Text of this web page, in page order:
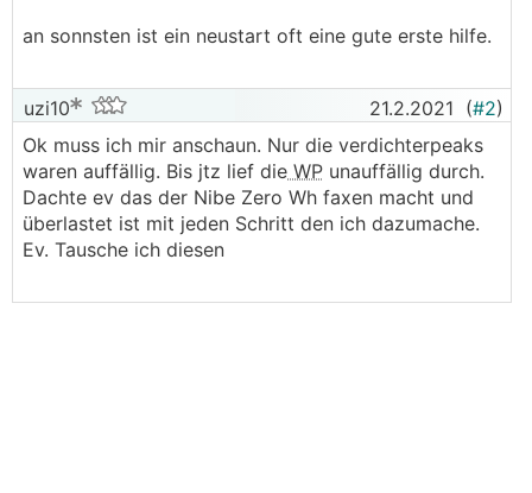
an sonnsten ist ein neustart oft eine gute erste hilfe.
uzi10 21.2.2021 (#2)
Ok muss ich mir anschaun. Nur die verdichterpeaks
waren auffällig. Bis jtz lief die WP unauffällig durch.
Dachte ev das der Nibe Zero Wh faxen macht und
überlastet ist mit jeden Schritt den ich dazumache.
Ev. Tausche ich diesen